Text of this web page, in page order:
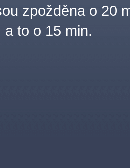
zpožděna o 20
a to o 15 min.